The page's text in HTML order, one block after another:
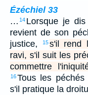
Ézéchiel 33
… 14 Lorsque je
revient de son
justice,
15s'il rend
ravi, s'il suit les
commettre
16Tous les
s'il pratique la